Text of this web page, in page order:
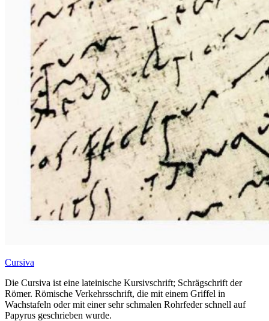
Cursiva
Die Cursiva ist eine lateinische Kursivschrift; Schrägschrift der
Römer. Römische Verkehrsschrift, die mit einem Griffel in
Wachstafeln oder mit einer sehr schmalen Rohrfeder schnell auf
Papyrus geschrieben wurde.